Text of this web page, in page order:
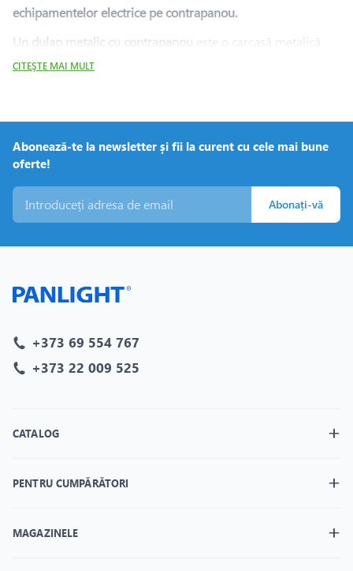
echipamentelor electrice pe contrapanou.
Un dulap metalic cu contrapanou
este o carcasă metalică
special concepută pentru a monta și proteja echipamente
electrice.
Dulapuri metalice cu contrapanou de tip Tablouri metalice
cu contrapanou, utilizate pentru montarea componentelor
electrice pe un contrapanou.
CITEŞTE MAI MULT
Abonează-te la newsletter și fii la curent cu cele mai bune
oferte!
Abonați-vă
+373 69 554 767
+373 22 009 525
CATALOG
PENTRU CUMPĂRĂTORI
MAGAZINELE